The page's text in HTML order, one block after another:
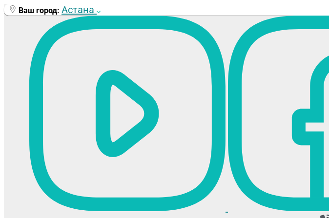
Перейти
содержимому
Ваш город: Астана